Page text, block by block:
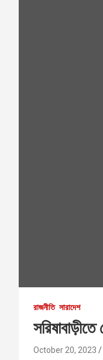
রাজনীতি সারাদেশ
October 20, 2023